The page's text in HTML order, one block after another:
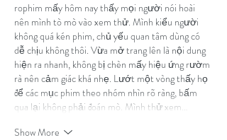
rophim mấy hôm nay thấy mọi người nói hoài
nên mình tò mò vào xem thử. Mình kiểu người
không quá kén phim, chủ yếu quan tâm dùng có
dễ chịu không thôi. Vừa mở trang lên là nội dung
hiện ra nhanh, không bị chèn mấy hiệu ứng rườm
rà nên cảm giác khá nhẹ. Lướt một vòng thấy họ
để các mục phim theo nhóm nhìn rõ ràng, bấm
qua lại không phải đoán mò. Mình thử xem…
Show More